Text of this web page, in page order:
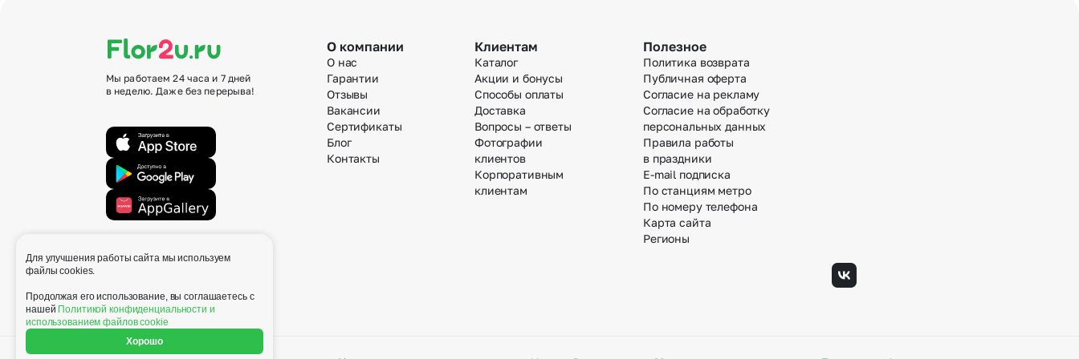
Мы работаем 24 часа и 7 дней
в неделю. Даже без перерыва!
О компании
О нас
Гарантии
Отзывы
Вакансии
Сертификаты
Блог
Контакты
Клиентам
Каталог
Акции и бонусы
Способы оплаты
Доставка
Вопросы – ответы
Фотографии
клиентов
Корпоративным
клиентам
Полезное
Политика возврата
Публичная оферта
Согласие на рекламу
Согласие на обработку
персональных данных
Правила работы
в праздники
E-mail подписка
По станциям метро
По номеру телефона
Карта сайта
Регионы
Для улучшения работы сайта мы используем
файлы cookies.
Продолжая его использование, вы соглашаетесь с
нашей Политикой конфиденциальности и
использованием файлов cookie
Хорошо